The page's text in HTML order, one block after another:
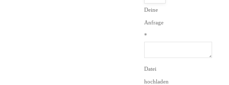
Deine
Anfrage
*
Datei
hochladen